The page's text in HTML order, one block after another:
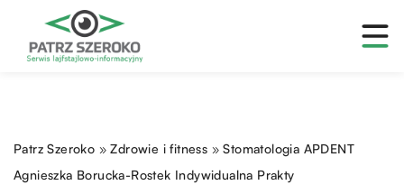
Patrz Szeroko »Zdrowie i fitness »Stomatologia APDENT
Agnieszka Borucka-Rostek Indywidualna Prakty